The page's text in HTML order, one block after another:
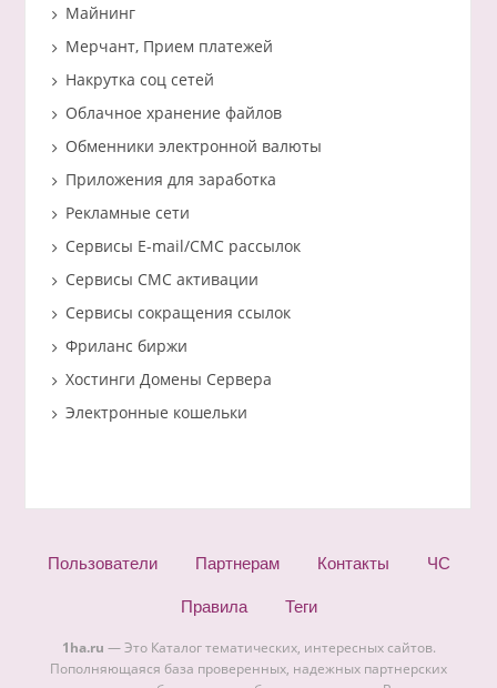
Майнинг
Мерчант, Прием платежей
Накрутка соц сетей
Облачное хранение файлов
Обменники электронной валюты
Приложения для заработка
Рекламные сети
Сервисы E-mail/СМС рассылок
Сервисы СМС активации
Сервисы сокращения ссылок
Фриланс биржи
Хостинги Домены Сервера
Электронные кошельки
Пользователи Партнерам Контакты ЧС
Правила Теги
1ha.ru — Это Каталог тематических, интересных сайтов.
Пополняющаяся база проверенных, надежных партнерских